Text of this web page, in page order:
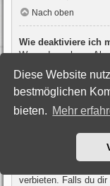
Diese Website
bestmöglichen
bieten. Mehr
Nach oben
Wie deaktiviere ich
Wenn du mehrere
du dies im
verwalten“ machen.
Nach oben
Welche
Die Board-
verbieten. Falls du